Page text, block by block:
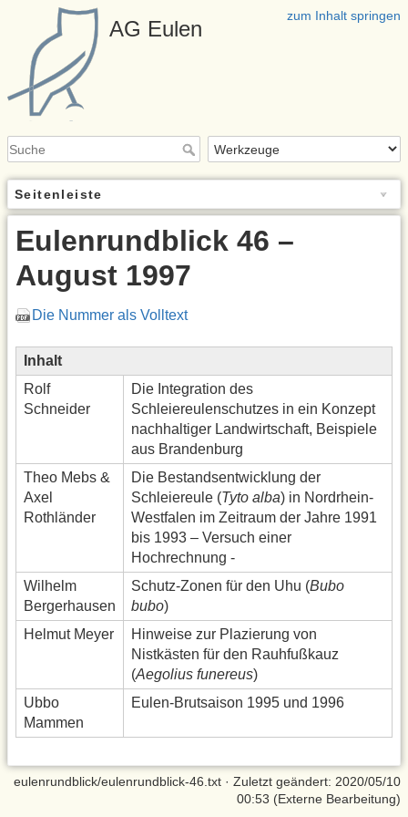
zum Inhalt springen
AG Eulen
Seitenleiste
Eulenrundblick 46 –
August 1997
Die Nummer als Volltext
Inhalt
Rolf
Schneider
Die Integration des
Schleiereulenschutzes in ein Konzept
nachhaltiger Landwirtschaft, Beispiele
aus Brandenburg
Theo Mebs &
Axel
Rothländer
Die Bestandsentwicklung der
Schleiereule (Tyto alba) in Nordrhein-
Westfalen im Zeitraum der Jahre 1991
bis 1993 – Versuch einer
Hochrechnung -
Wilhelm
Bergerhausen
Schutz-Zonen für den Uhu (Bubo
bubo)
Helmut Meyer
Hinweise zur Plazierung von
Nistkästen für den Rauhfußkauz
(Aegolius funereus)
Ubbo
Mammen
Eulen-Brutsaison 1995 und 1996
eulenrundblick/eulenrundblick-46.txt · Zuletzt geändert: 2020/05/10
00:53 (Externe Bearbeitung)